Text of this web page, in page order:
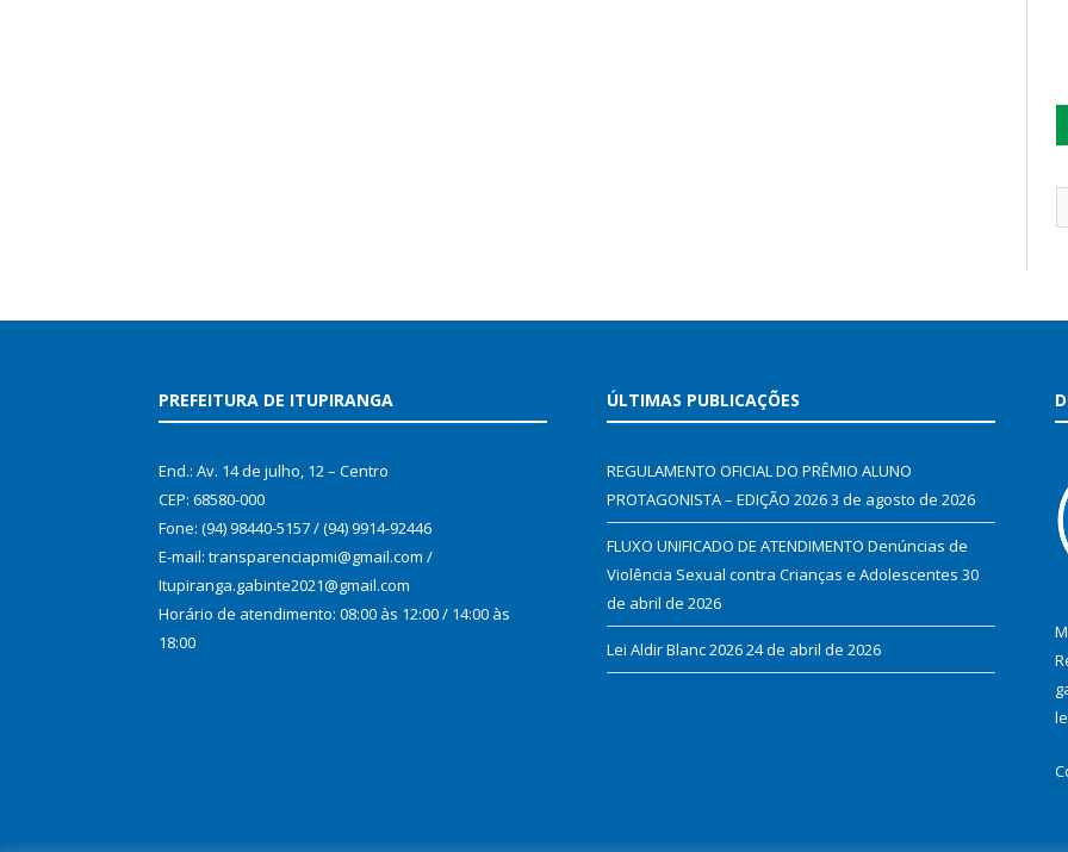
PREFEITURA DE ITUPIRANGA
End.: Av. 14 de julho, 12 – Centro
CEP: 68580-000
Fone: (94) 98440-5157 / (94) 9914-92446
E-mail: transparenciapmi@gmail.com /
Itupiranga.gabinte2021@gmail.com
Horário de atendimento: 08:00 às 12:00 / 14:00 às
18:00
ÚLTIMAS PUBLICAÇÕES
REGULAMENTO OFICIAL DO PRÊMIO ALUNO
PROTAGONISTA – EDIÇÃO 20263 de agosto de 2026
FLUXO UNIFICADO DE ATENDIMENTO Denúncias de
Violência Sexual contra Crianças e Adolescentes 30
de abril de 2026
Lei Aldir Blanc 202624 de abril de 2026